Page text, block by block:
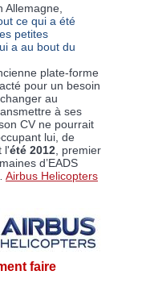
ce qui a été
petites
a au bout du
plate-forme
pour un besoin
au
à ses
CV ne pourrait
lui, de
l'été 2012 , premier
d’EADS
Airbus Helicopters
faire